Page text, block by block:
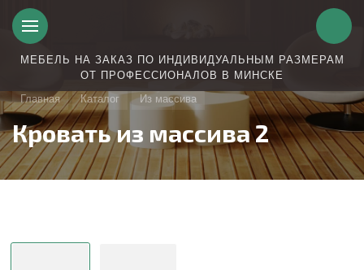
МЕБЕЛЬ НА ЗАКАЗ ПО ИНДИВИДУАЛЬНЫМ РАЗМЕРАМ
ОТ ПРОФЕССИОНАЛОВ В МИНСКЕ
Главная
Каталог Из массива
Кровать из массива 2